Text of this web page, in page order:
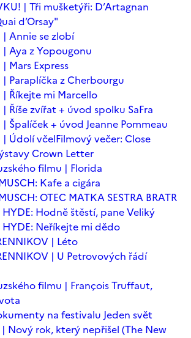
| Tři mušketýři: D’Artagnan
d’Orsay"
| Annie se zlobí
| Aya z Yopougonu
Mars Express
| Paraplíčka z Cherbourgu
| Říkejte mi Marcello
| Říše zvířat + úvod spolku SaFra
| Špalíček + úvod Jeanne Pommeau
| Údolí včelFilmový večer: Close
Crown Letter
filmu | Florida
Kafe a cigára
OTEC MATKA SESTRA BRATR
HYDE: Hodně štěstí, pane Veliký
HYDE: Neříkejte mi dědo
| Léto
| U Petrovových řádí
filmu | François Truffaut,
na festivalu Jeden svět
| Nový rok, který nepřišel (The New